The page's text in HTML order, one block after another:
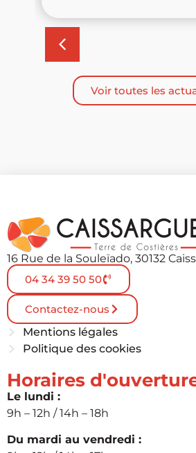
Voir toutes les
16 Rue de la Souleïado, 30132
04 34 39 50 50
Contactez-nous
Mentions légales
Politique des cookies
Horaires
Le lundi :
9h – 12h / 14h – 18h
Du mardi au vendredi :